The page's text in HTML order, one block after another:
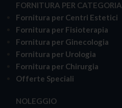
FORNITURA PER CATEGORIA
Fornitura per Centri Estetici
Fornitura per Fisioterapia
Fornitura per Ginecologia
Fornitura per Urologia
Fornitura per Chirurgia
Offerte Speciali
NOLEGGIO